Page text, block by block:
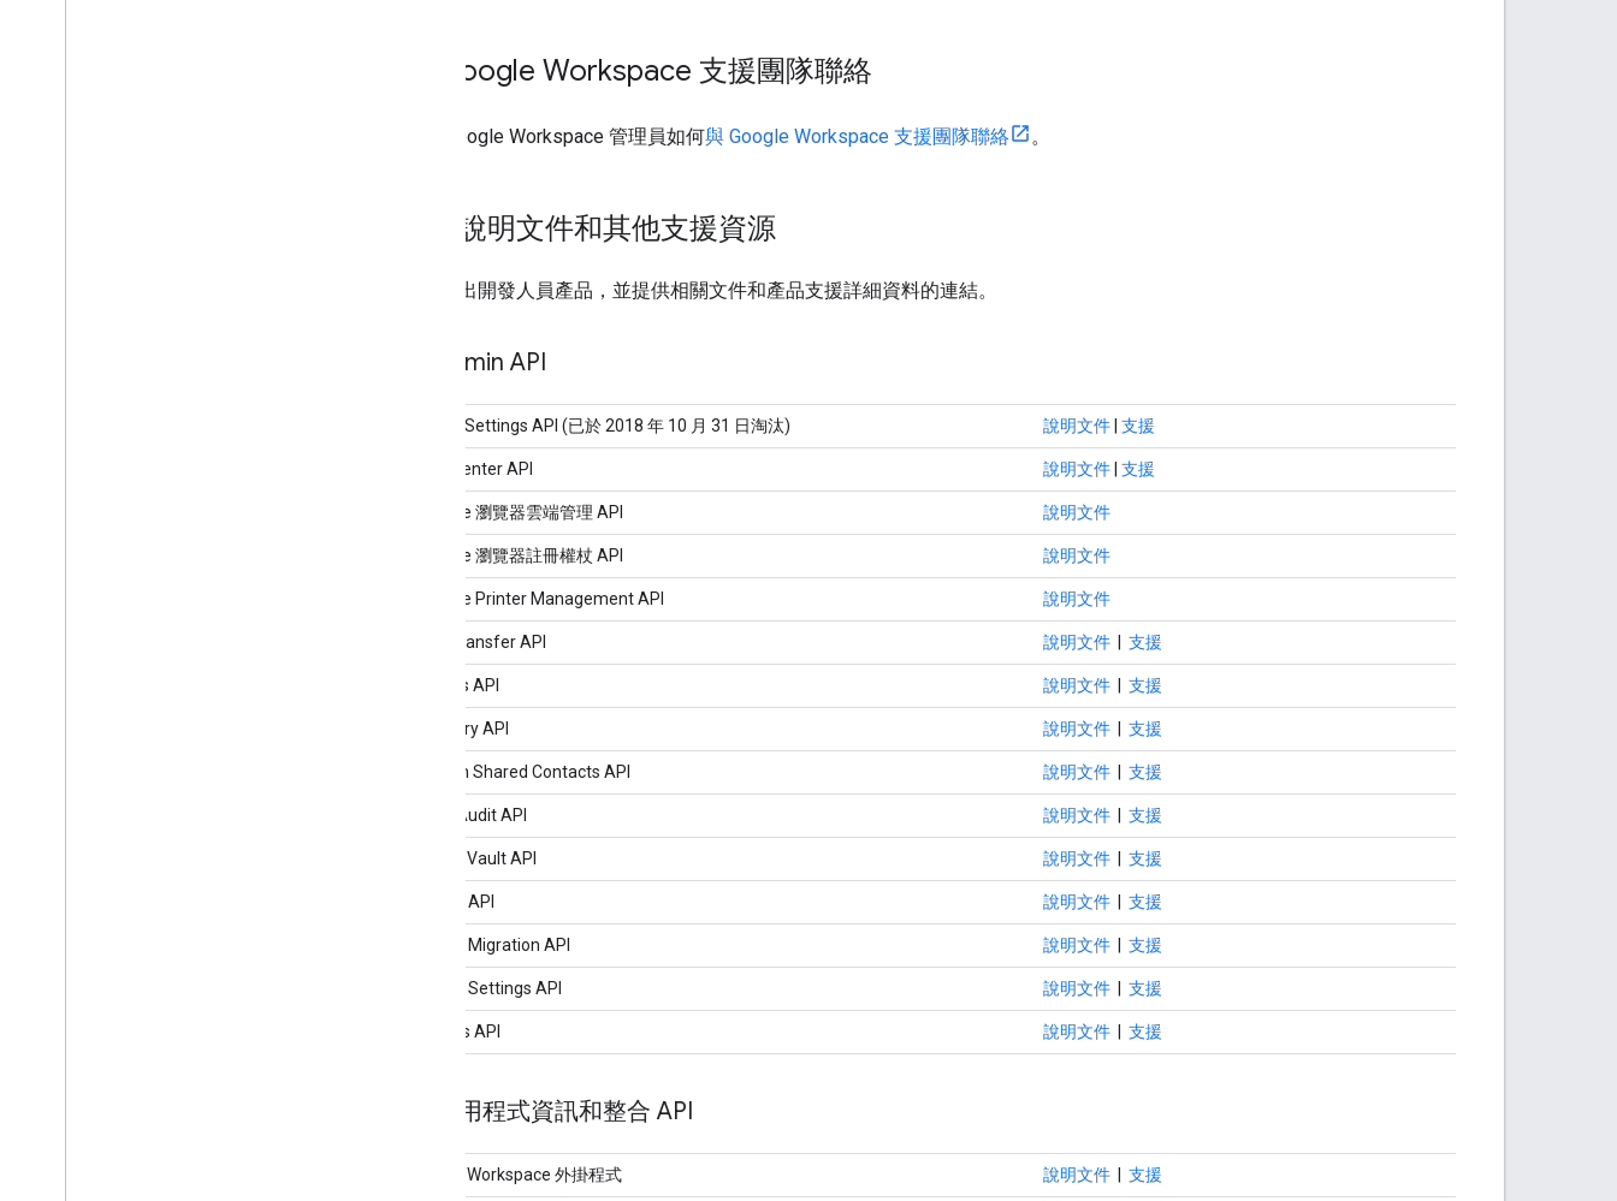
與 Google Workspace 支援團隊聯絡
瞭解 Google Workspace 管理員如何與 Google Workspace 支援團隊聯絡 。
尋找說明文件和其他支援資源
以下列出開發人員產品，並提供相關文件和產品支援詳細資料的連結。
Admin API
Admin Settings API (已於 2018 年 10 月 31 日淘汰) 說明文件 支援
Alert Center API 說明文件 支援
Chrome 瀏覽器雲端管理 API 說明文件
Chrome 瀏覽器註冊權杖 API 說明文件
Chrome Printer Management API 說明文件
Data Transfer API 說明文件 支援
Devices API 說明文件 支援
Directory API 說明文件 支援
Domain Shared Contacts API 說明文件 支援
Email Audit API 說明文件 支援
Google Vault API 說明文件 支援
Groups API 說明文件 支援
Groups Migration API 說明文件 支援
Groups Settings API 說明文件 支援
Reports API 說明文件 支援
應用程式資訊和整合 API
Google Workspace 外掛程式 說明文件 支援